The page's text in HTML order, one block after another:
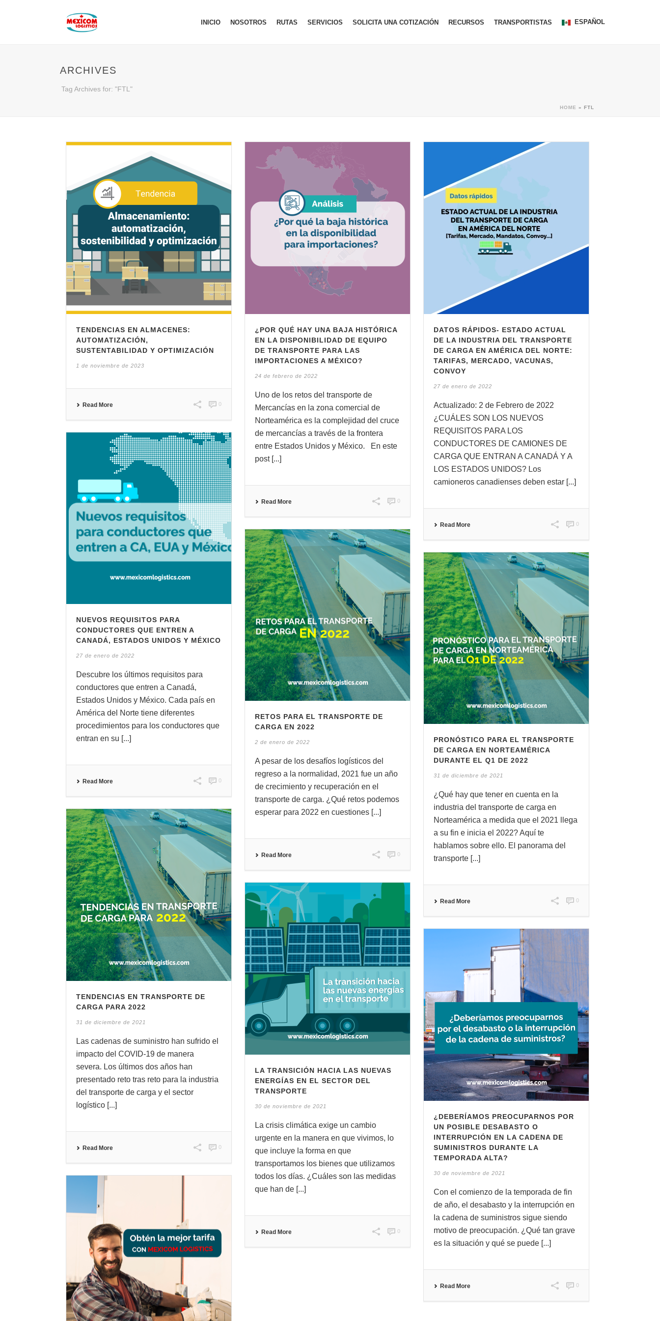
INICIO NOSOTROS RUTAS SERVICIOS SOLICITA UNA COTIZACIÓN RECURSOS TRANSPORTISTAS ESPAÑOL
ARCHIVES
Tag Archives for: "FTL"
HOME » FTL
TENDENCIAS EN ALMACENES:
AUTOMATIZACIÓN,
SUSTENTABILIDAD Y OPTIMIZACIÓN
1 de noviembre de 2023
Read More 0
¿POR QUÉ HAY UNA BAJA HISTÓRICA
EN LA DISPONIBILIDAD DE EQUIPO
DE TRANSPORTE PARA LAS
IMPORTACIONES A MÉXICO?
24 de febrero de 2022
Uno de los retos del transporte de
Mercancías en la zona comercial de
Norteamérica es la complejidad del cruce
de mercancías a través de la frontera
entre Estados Unidos y México. En este
post [...]
Read More 0
DATOS RÁPIDOS- ESTADO ACTUAL
DE LA INDUSTRIA DEL TRANSPORTE
DE CARGA EN AMÉRICA DEL NORTE:
TARIFAS, MERCADO, VACUNAS,
CONVOY
27 de enero de 2022
Actualizado: 2 de Febrero de 2022
¿CUÁLES SON LOS NUEVOS
REQUISITOS PARA LOS
CONDUCTORES DE CAMIONES DE
CARGA QUE ENTRAN A CANADÁ Y A
LOS ESTADOS UNIDOS? Los
camioneros canadienses deben estar [...]
Read More 0
NUEVOS REQUISITOS PARA
CONDUCTORES QUE ENTREN A
CANADÁ, ESTADOS UNIDOS Y MÉXICO
27 de enero de 2022
Descubre los últimos requisitos para
conductores que entren a Canadá,
Estados Unidos y México. Cada país en
América del Norte tiene diferentes
procedimientos para los conductores que
entran en su [...]
Read More 0
RETOS PARA EL TRANSPORTE DE
CARGA EN 2022
2 de enero de 2022
A pesar de los desafíos logísticos del
regreso a la normalidad, 2021 fue un año
de crecimiento y recuperación en el
transporte de carga. ¿Qué retos podemos
esperar para 2022 en cuestiones [...]
Read More 0
PRONÓSTICO PARA EL TRANSPORTE
DE CARGA EN NORTEAMÉRICA
DURANTE EL Q1 DE 2022
31 de diciembre de 2021
¿Qué hay que tener en cuenta en la
industria del transporte de carga en
Norteamérica a medida que el 2021 llega
a su fin e inicia el 2022? Aquí te
hablamos sobre ello. El panorama del
transporte [...]
Read More 0
TENDENCIAS EN TRANSPORTE DE
CARGA PARA 2022
31 de diciembre de 2021
Las cadenas de suministro han sufrido el
impacto del COVID-19 de manera
severa. Los últimos dos años han
presentado reto tras reto para la industria
del transporte de carga y el sector
logístico [...]
Read More 0
LA TRANSICIÓN HACIA LAS NUEVAS
ENERGÍAS EN EL SECTOR DEL
TRANSPORTE
30 de noviembre de 2021
La crisis climática exige un cambio
urgente en la manera en que vivimos, lo
que incluye la forma en que
transportamos los bienes que utilizamos
todos los días. ¿Cuáles son las medidas
que han de [...]
Read More 0
¿DEBERÍAMOS PREOCUPARNOS POR
UN POSIBLE DESABASTO O
INTERRUPCIÓN EN LA CADENA DE
SUMINISTROS DURANTE LA
TEMPORADA ALTA?
30 de noviembre de 2021
Con el comienzo de la temporada de fin
de año, el desabasto y la interrupción en
la cadena de suministros sigue siendo
motivo de preocupación. ¿Qué tan grave
es la situación y qué se puede [...]
Read More 0